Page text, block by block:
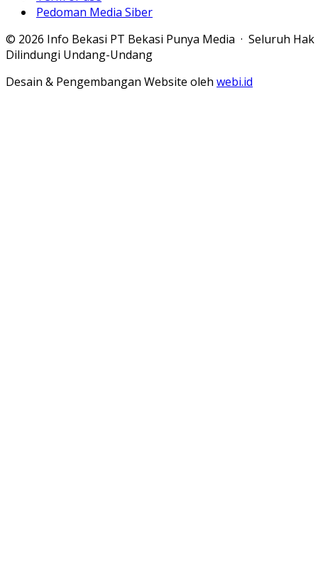
Pedoman Media Siber
© 2026 Info Bekasi PT Bekasi Punya Media · Seluruh Hak
Dilindungi Undang-Undang
Desain & Pengembangan Website oleh webi.id